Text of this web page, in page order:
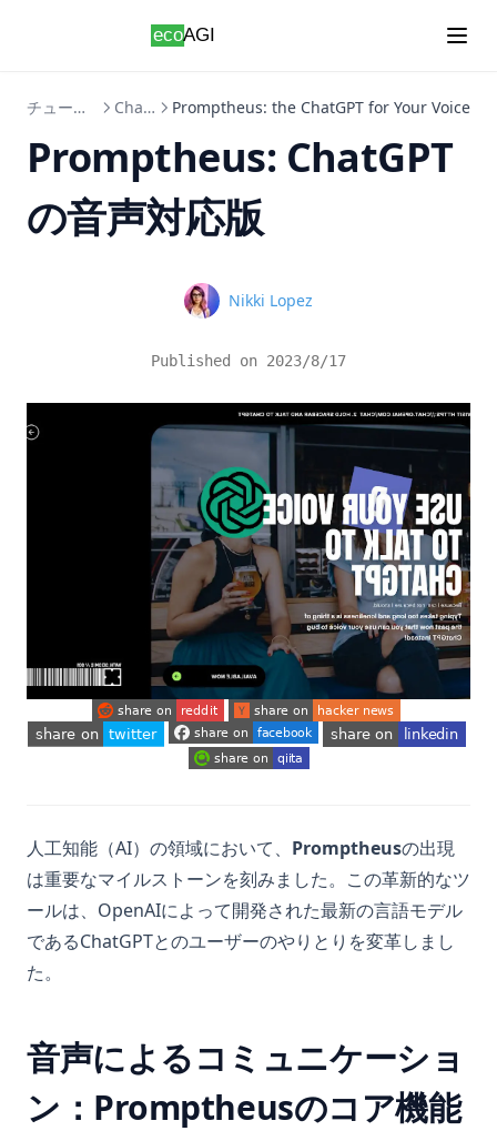
Is Python Case Sensitive?
JupyterLab対Notebook：包括的な比較
KeyError 0 Exception in Python: How to Fix and Avoid
Multiple Constructors in Python: Explained
NLTK Tokenization in Python: Quickly Get Started Here
Pandas DataFrameに行と列を追加する方法：append関数を
Pandasの2つのDataFrameを結合する方法を紹介！
PyPDF2: The Ultimate Python Library for PDF Manipulation
PyPDF2：PDFの操作のための究極のPythonライブラリ
Pylance: The Ultimate Python Language Server Extension
for Visual Studio Code
Pylance：Visual Studio Code用の究極のPython言語サーバー
Python Binning: Clearly Explained
Python Binningの明確な説明
Python Circular Import: Methods to Avoid
Python Flatten List: Simplify Your Code with these Tips
Python KNN: Mastering K Nearest Neighbor Regression
with sklearn
Python KNN: sklearnを使ったK最近傍回帰のマスター
Python Make Beautiful Soup Faster: Improve Your Web
Scraping Efficiencies Now!
Beginners
Python Pi Guide: Tutorials, Examples, and Best Practices
Python Pi Guide：チュートリアル、例、およびベストプラクテ
Pandas Plot Histogram: Create and Customize Histograms
Pandas Reorder Columns: Efficient DataFrame
Manipulation Techniques
Pandas Shift メソッドのデータ分析への活用法: 詳細ガイド
Pandas Typing: Best Practices for Efficient and
Maintainable Code
Pandas Visulziation: A Step-by-Step Tutorial
Pandas Where：Pandasのパワーを使ってNull値を管理する
Pandas read_csv() Tutorial: Import Data Like a Pro
Pandas read_csv() チュートリアル： プロのようなデータのイ
Pandas to_sql() メソッド：効率的なSQLの書き方のためのヒン
Pandas データフレームに新しい列を追加する方法と技法
Pandasql - Python Package for Querying DataFrames Using
Pandasql - SQLを使用してデータフレームをクエリするための
Pythonパッケージ
Pandasでデータにアクセスおよび操作するための
ガイド
Pandasで列名を変更する：包括的なガイド
Pandasで空のDataFrameを作成する方法
PandasのKeyエラーを修正する方法：詳細なガイド
Pandasのget_dummies関数の効果的な使用方法
Pandasのto_datetimeを使ったデータ処理の方法
Pandasのタイピング: 効率的でメンテナブルなコードのための
ベストプラクティス
チュートリアル ChatGPT Promptheus: the ChatGPT for Your Voice
Promptheus: ChatGPT
の音声対応版
Name
Nikki Lopez
Published on 2023/8/17
(opens in a new tab)(opens in a new tab)
(opens in a new tab)(opens in a new tab)
人工知能（AI）の領域において、 Promptheusの出現
は重要なマイルストーンを刻みました。この革新的なツ
ールは、OpenAIによって開発された最新の言語モデル
であるChatGPTとのユーザーのやりとりを変革しまし
た。
音声によるコミュニケーショ
ン：Promptheusのコア機能